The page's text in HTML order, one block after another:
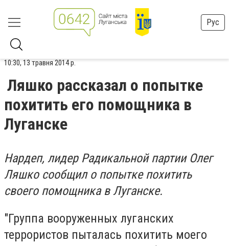
Рус
10:30, 13 травня 2014 р.
Ляшко рассказал о попытке
похитить его помощника в
Луганске
Нардеп, лидер Радикальной партии Олег
Ляшко сообщил о попытке похитить
своего помощника в Луганске.
"Группа вооруженных луганских
террористов пыталась похитить моего